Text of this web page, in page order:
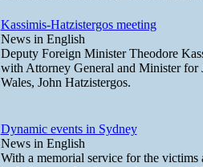
Kassimis-Hatzistergos meeting
News in English
Deputy Foreign Minister Theodore
with Attorney General and Minister for
Wales, John Hatzistergos.
Dynamic events in Sydney
News in English
With a memorial service for the